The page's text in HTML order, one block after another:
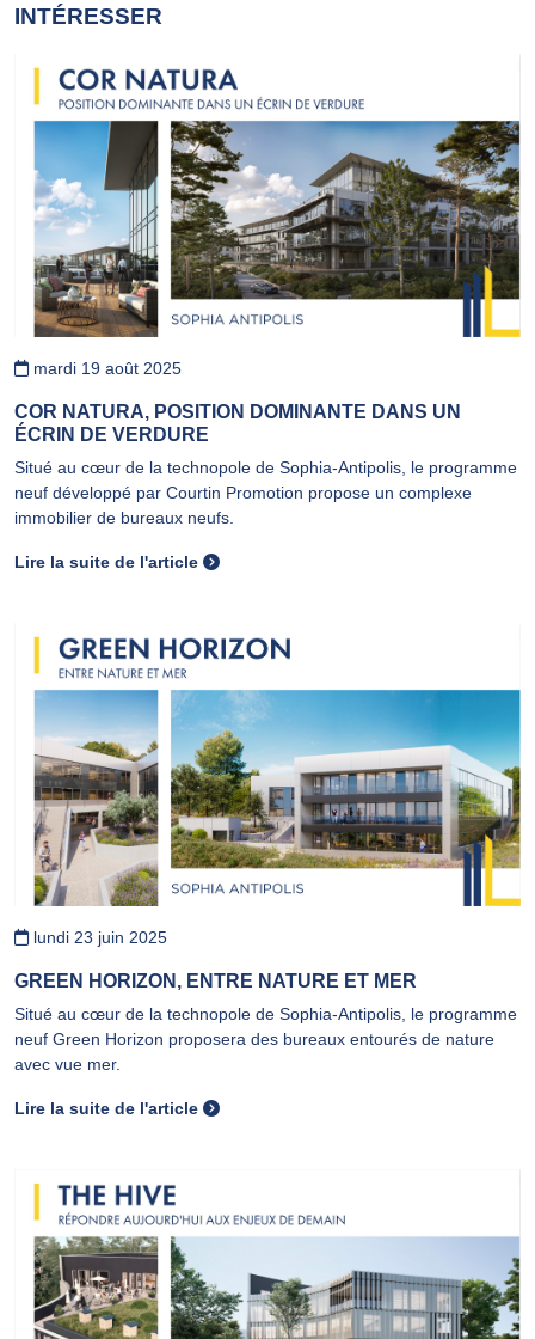
INTÉRESSER
mardi 19 août 2025
COR NATURA, POSITION DOMINANTE DANS UN
ÉCRIN DE VERDURE
Situé au cœur de la technopole de Sophia-Antipolis, le programme
neuf développé par Courtin Promotion propose un complexe
immobilier de bureaux neufs.
Lire la suite de l'article
lundi 23 juin 2025
GREEN HORIZON, ENTRE NATURE ET MER
Situé au cœur de la technopole de Sophia-Antipolis, le programme
neuf Green Horizon proposera des bureaux entourés de nature
avec vue mer.
Lire la suite de l'article